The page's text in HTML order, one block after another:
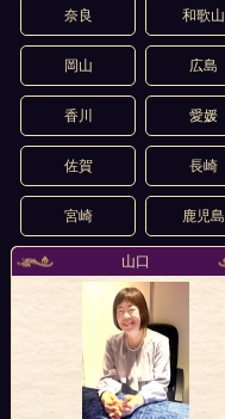
奈良 和歌山
岡山 広島
香川 愛媛
佐賀 長崎
宮崎 鹿児島
山口